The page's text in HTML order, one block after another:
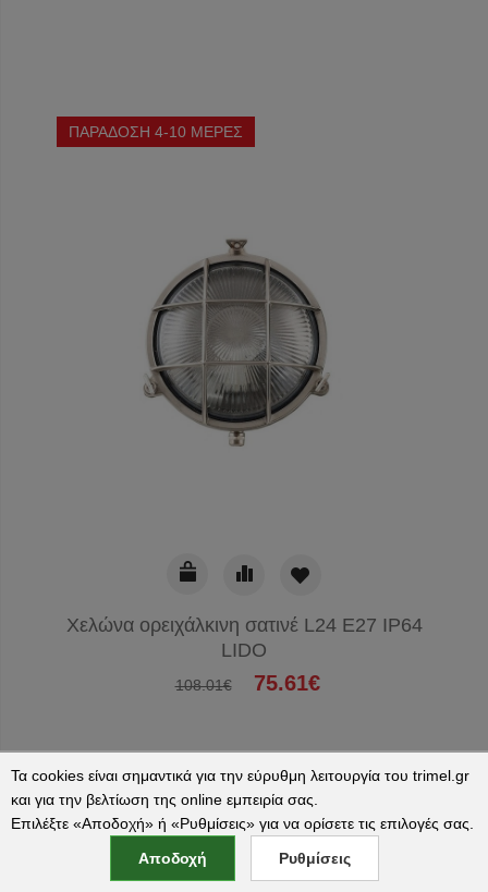
ΠΑΡΑΔΟΣΗ 4-10 ΜΕΡΕΣ
Χελώνα ορειχάλκινη σατινέ L24 E27 IP64
LIDO
108.01€ 75.61€
ΠΑΡΑΔΟΣΗ 4-10 ΜΕΡΕΣ
Τα cookies είναι σημαντικά για την εύρυθμη λειτουργία του trimel.gr
και για την βελτίωση της online εμπειρία σας.
Επιλέξτε «Αποδοχή» ή «Ρυθμίσεις» για να ορίσετε τις επιλογές σας.
Αποδοχή
Ρυθμίσεις